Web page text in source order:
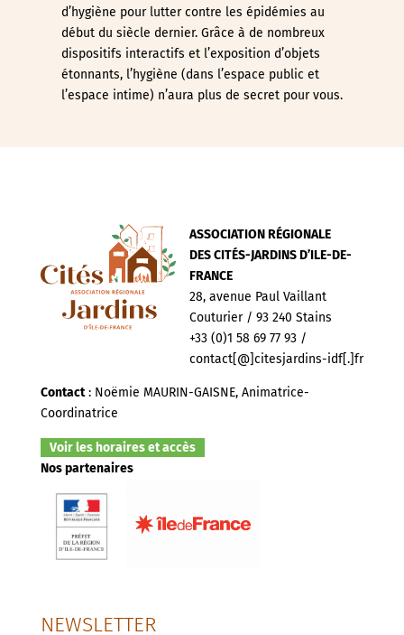
d’hygiène pour lutter contre les épidémies au
début du siècle dernier. Grâce à de nombreux
dispositifs interactifs et l’exposition d’objets
étonnants, l’hygiène (dans l’espace public et
l’espace intime) n’aura plus de secret pour vous.
ASSOCIATION RÉGIONALE
DES CITÉS-JARDINS D’ILE-DE-
FRANCE
28, avenue Paul Vaillant
Couturier / 93 240 Stains
+33 (0)1 58 69 77 93 /
contact[@]citesjardins-idf[.]fr
Contact: Noëmie MAURIN-GAISNE, Animatrice-
Coordinatrice
Voir les horaires et accès
Nos partenaires
NEWSLETTER